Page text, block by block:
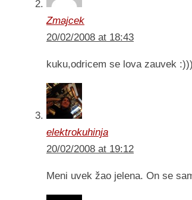
Zmajcek
20/02/2008 at 18:43
kuku,odricem se lova zauvek
elektrokuhinja
20/02/2008 at 19:12
Meni uvek žao jelena. On se